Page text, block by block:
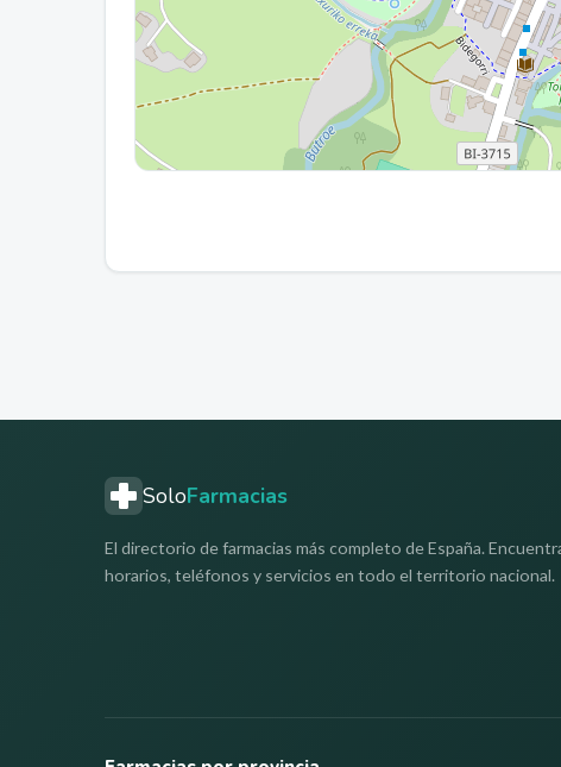
SoloFarmacias
El directorio de farmacias más completo de España.
horarios, teléfonos y servicios en todo el territorio nacional.